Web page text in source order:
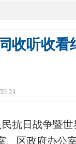
收听收
抗日战争暨
、区政府办公